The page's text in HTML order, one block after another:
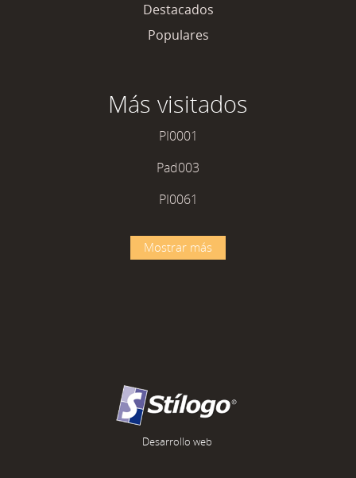
Destacados
Populares
Más visitados
PI0001
Pad003
PI0061
Mostrar más
Desarrollo web